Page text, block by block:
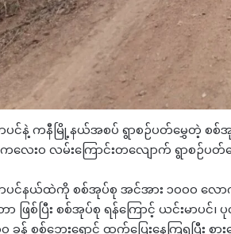
ပင်နဲ့ ကနီမြို့နယ်အစပ် ရွာစဉ်ပတ်မွှေတဲ့ စ
ကလေးဝ လမ်းကြောင်းတလျောက် ရွာစ
ပင်နယ်ထဲကို စစ်အုပ်စု အင်အား ၁၀၀၀ လေ
ာ ဖြစ်ပြီး စစ်အုပ်စု ရန်ကြောင့် ယင်းမာ